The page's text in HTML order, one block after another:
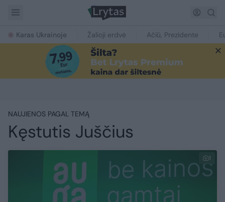
Karas Ukrainoje Žalioji erdvė Ačiū, Prezidente
NAUJIENOS PAGAL TEMĄ
Kęstutis Juščius
1